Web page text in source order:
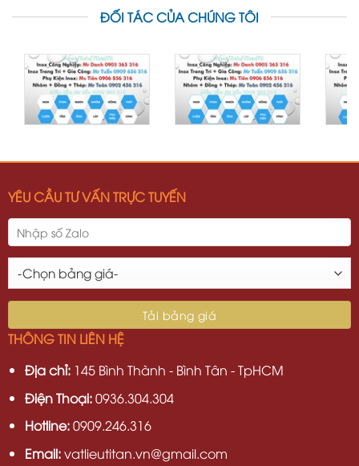
ĐỐI TÁC CỦA CHÚNG TÔI
YÊU CẦU TƯ VẤN TRỰC TUYẾN
THÔNG TIN LIÊN HỆ
Địa chỉ:145 Bình Thành - Bình Tân - TpHCM
Điện Thoại:0936.304.304
Hotline:0909.246.316
Email:vatlieutitan.vn@gmail.com